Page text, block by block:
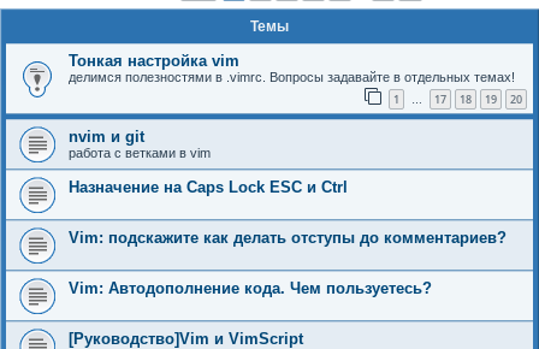
Темы
Тонкая настройка vim
делимся полезностями в .vimrc. Вопросы задавайте в отдельных темах!
1 … 17 18 19 20
nvim и git
работа с ветками в vim
Назначение на Caps Lock ESC и Ctrl
Vim: подскажите как делать отступы до комментариев?
Vim: Автодополнение кода. Чем пользуетесь?
[Руководство]Vim и VimScript